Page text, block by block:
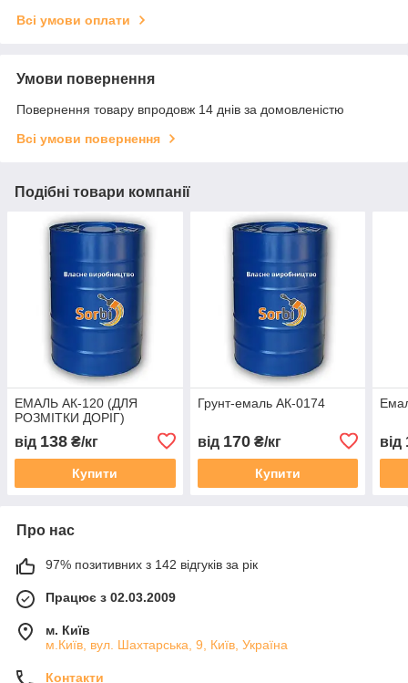
Всі умови оплати
Умови повернення
Повернення товару впродовж 14 днів за домовленістю
Всі умови повернення
Подібні товари компанії
ЕМАЛЬ АК-120 (ДЛЯ
РОЗМІТКИ ДОРІГ)
від 138 ₴/кг
Купити
Грунт-емаль АК-0174
від 170₴/кг
Купити
від
Про нас
97% позитивних з 142 відгуків за рік
Працює з 02.03.2009
м. Київ
м.Київ, вул. Шахтарська, 9, Київ, Україна
Контакти